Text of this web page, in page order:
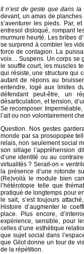
Il n’est de geste que dans la
devant, un amas de
s’aventurer les pieds. Par,
entresol disloqué, rompant
murmure heurté. Les bribes
se surprend à combler les
force de contagion. La
voix… Suspens. Un corps se
le souffle court, les muscles
qui résiste, une structure qui
autant de répons au
entendre, logé aux limites
défendant peut-être, un
désarticulation, et tension,
Se recomposer.
l’ait ou non volontairement
Question. Nos gestes
monde par sa prosopopée
relais, non seulement social
son sillage l’appréhension
d’une identité ou au
virtualités ? Serait-on «
la présence d’une rotonde
(Re)voilà le module bien
l’hétérotopie telle que
pratiqué de longtemps pour
le sait, s’est toujours
Histoire d’augmenter le
place. Plus encore,
expérience, sensible, pour
celles d’une esthétique
que sujet social dans
que Gilot donne un tour de
de la répétition.